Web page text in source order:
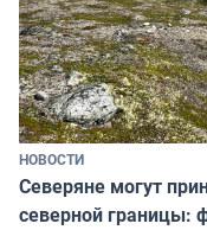
НОВОСТИ
Северяне могут
северной границы: